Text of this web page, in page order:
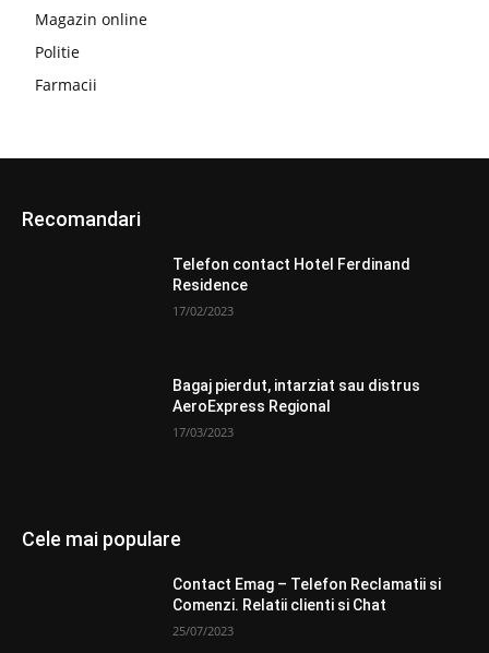
Magazin online
Politie
Farmacii
Recomandari
Telefon contact Hotel Ferdinand
Residence
17/02/2023
Bagaj pierdut, intarziat sau distrus
AeroExpress Regional
17/03/2023
Cele mai populare
Contact Emag – Telefon Reclamatii si
Comenzi. Relatii clienti si Chat
25/07/2023